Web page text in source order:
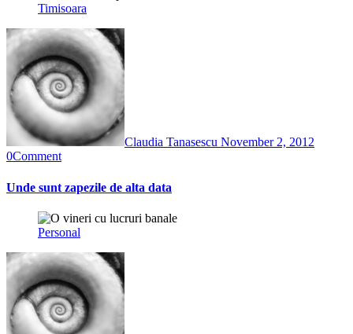
Timisoara
Claudia Tanasescu November 2, 2012
0Comment
Unde sunt zapezile de alta data
Personal